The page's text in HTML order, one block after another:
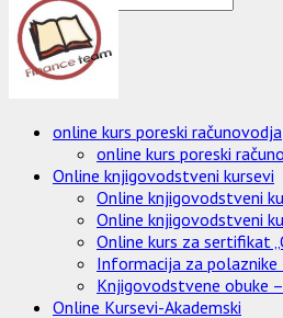
online kurs poreski računovodja
online kurs poreski
Online knjigovodstveni kursevi
Online knjigovodstveni
Online knjigovodstveni
Online kurs za sertifikat
Informacija za
Knjigovodstvene obuke
Online Kursevi-Akademski